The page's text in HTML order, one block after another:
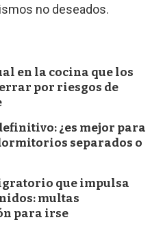
no deseados.
en la cocina que los
por riesgos de
¿es mejor para
separados o
que impulsa
multas
para irse